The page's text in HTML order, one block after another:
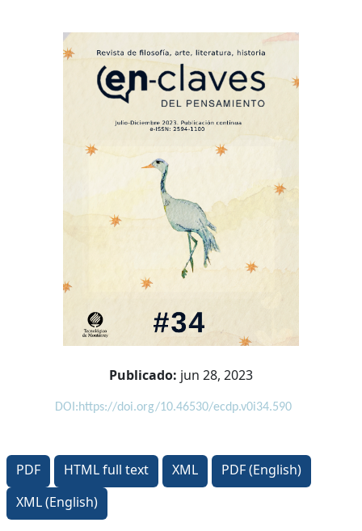
lateral
Publicado: jun 28, 2023
DOI:https://doi.org/10.46530/ecdp.v0i34.590
PDF HTML full text XML
PDF (English)
XML (English)